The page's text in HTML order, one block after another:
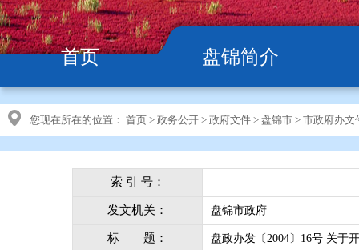
首页 盘锦简介
您现在所在的位置： 首页 > 政务公开 > 政府文件 > 盘锦市 > 市政府办文
索 引 号：
发文机关： 盘锦市政府
标 题： 盘政办发〔2004〕16号 关于